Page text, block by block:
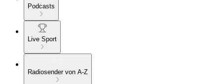
Podcasts
Live Sport
Radiosender von A-Z